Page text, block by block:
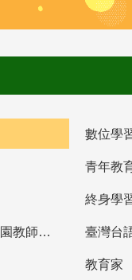
數位學
青年教
終身學
教育部高中等以下學校及幼兒園教師資格檢定考試 臺灣台
教育家